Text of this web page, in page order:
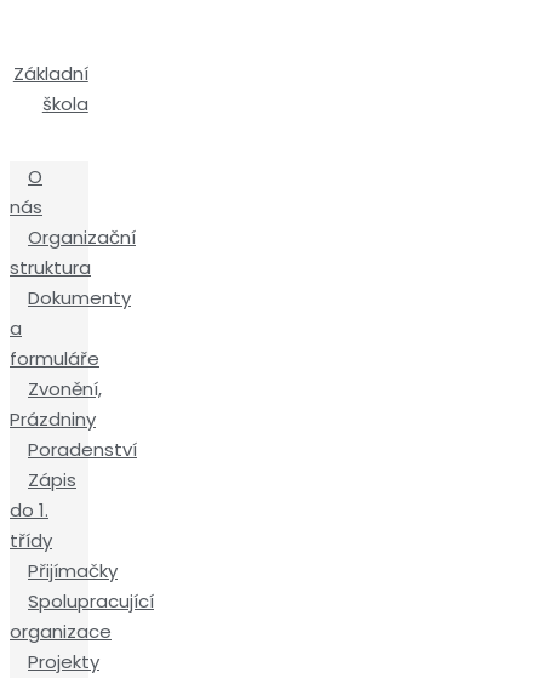
Základní
škola
O
nás
Organizační
struktura
Dokumenty
a
formuláře
Zvonění,
Prázdniny
Poradenství
Zápis
do 1.
třídy
Přijímačky
Spolupracující
organizace
Projekty